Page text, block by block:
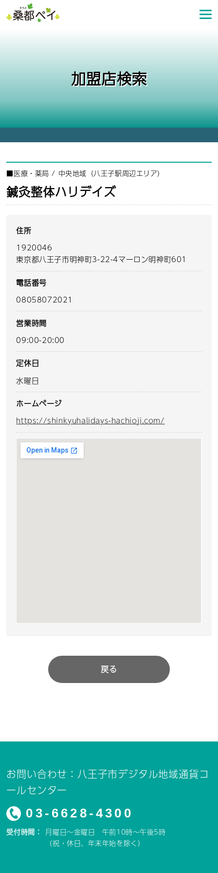
ン
プ
加盟店検索
■医療・薬局 / 中央地域（八王子駅周辺エリア）
鍼灸整体ハリデイズ
住所
1920046
東京都八王子市明神町3-22-4マーロン明神町601
電話番号
08058072021
営業時間
09:00-20:00
定休日
水曜日
ホームページ
https://shinkyuhalidays-hachioji.com/
戻る
お問い合わせ：八王子市デジタル地域通貨コ
ールセンター
03-6628-4300
受付時間： 月曜日～金曜日 午前10時～午後5時
（祝・休日、年末年始を除く）